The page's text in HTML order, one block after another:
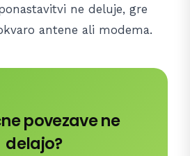
ne deluje, gre
antene ali modema.
povezave ne
delajo?